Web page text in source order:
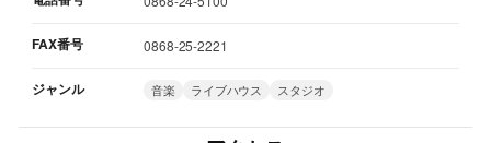
FAX番号 0868-25-2221
ジャンル 音楽 ライブハウス スタジオ